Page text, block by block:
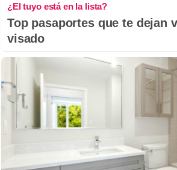
¿El tuyo está en la lista?
Top pasaportes que te dejan
visado